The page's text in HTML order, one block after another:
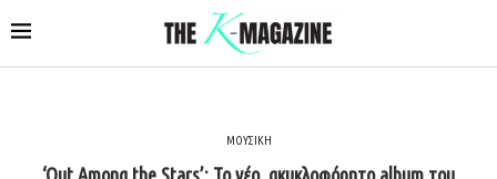
ΜΟΥΣΙΚΗ
‘Out Among the Stars’: Το νέο, ακυκλοφόρητο album του